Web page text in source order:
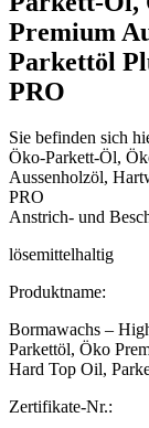
Premium
Parkettöl
PRO
Sie befinden sich
Öko-Parkett-Öl,
Aussenholzöl,
PRO
Anstrich- und
lösemittelhaltig
Produktname:
Bormawachs –
Parkettöl, Öko
Hard Top Oil,
Zertifikate-Nr.: